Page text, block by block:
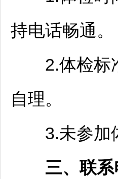
持电话畅通。
2.体检标
自理。
3.未参加体
三、联